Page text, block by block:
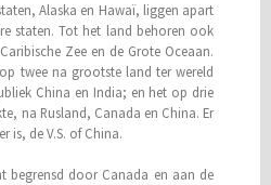
Alaska en Hawaï, liggen apart
staten. Tot het land behoren ook
Zee en de Grote Oceaan.
twee na grootste land ter wereld
China en India; en het op drie
na Rusland, Canada en China. Er
is, de V.S. of China.
begrensd door Canada en aan de